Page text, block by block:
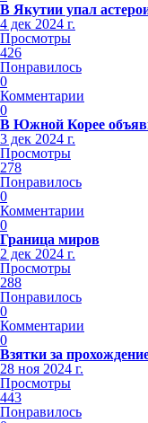
В Якутии упал
4 дек 2024 г.
Просмотры
426
Понравилось
0
Комментарии
0
В Южной Корее
3 дек 2024 г.
Просмотры
278
Понравилось
0
Комментарии
0
Граница миров
2 дек 2024 г.
Просмотры
288
Понравилось
0
Комментарии
0
Взятки за
28 ноя 2024 г.
Просмотры
443
Понравилось